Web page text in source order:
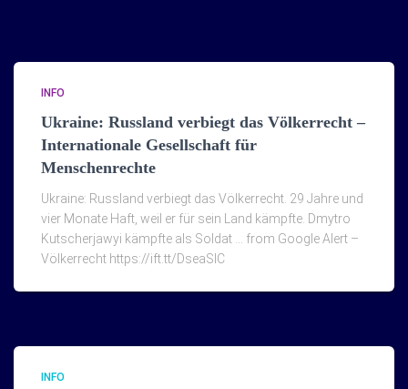
INFO
Ukraine: Russland verbiegt das Völkerrecht –
Internationale Gesellschaft für
Menschenrechte
Ukraine: Russland verbiegt das Völkerrecht. 29 Jahre und
vier Monate Haft, weil er für sein Land kämpfte. Dmytro
Kutscherjawyi kämpfte als Soldat … from Google Alert –
Völkerrecht https://ift.tt/DseaSlC
INFO